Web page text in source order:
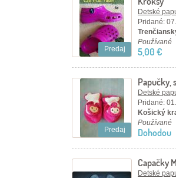
Predaj
Detské
Pridané:
Používané
5,00 €
Predaj
Papučky,
Detské
Pridané:
Košický
Používané
Dohodou
Capačky
Detské